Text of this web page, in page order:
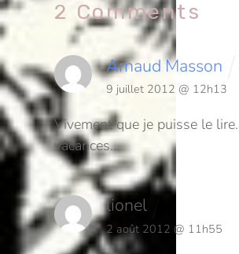
2 Comments
Arnaud Masson
9 juillet 2012 @ 12h13
Vivement que je puisse le
vacances…
lionel
2 août 2012 @ 11h55